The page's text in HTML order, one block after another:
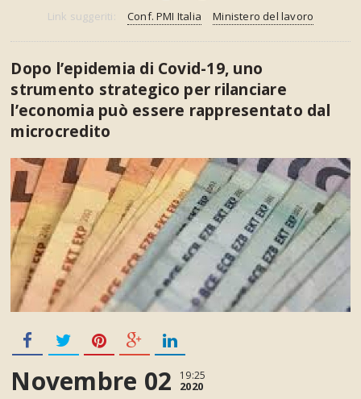
Link suggeriti: Conf. PMI Italia Ministero del lavoro
Dopo l’epidemia di Covid-19, uno
strumento strategico per rilanciare
l’economia può essere rappresentato dal
microcredito
Novembre 02 19:25
2020